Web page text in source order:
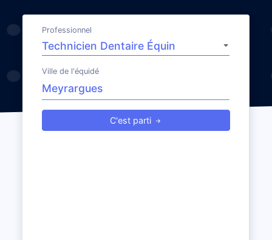
Professionnel
Ville de l'équidé
C'est parti